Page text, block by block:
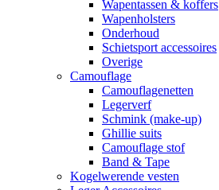
Wapentassen & koffers
Wapenholsters
Onderhoud
Schietsport accessoires
Overige
Camouflage
Camouflagenetten
Legerverf
Schmink (make-up)
Ghillie suits
Camouflage stof
Band & Tape
Kogelwerende vesten